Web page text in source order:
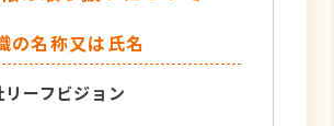
の名称又は氏名
ーフビジョン